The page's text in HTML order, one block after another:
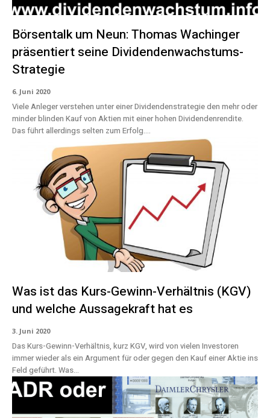
Börsentalk um Neun: Thomas Wachinger
präsentiert seine Dividendenwachstums-
Strategie
6. Juni 2020
Viele Anleger verstehen unter einer Dividendenstrategie den mehr oder
minder blinden Kauf von Aktien mit einer hohen Dividendenrendite.
Das führt allerdings selten zum Erfolg....
Was ist das Kurs-Gewinn-Verhältnis (KGV)
und welche Aussagekraft hat es
3. Juni 2020
Das Kurs-Gewinn-Verhältnis, kurz KGV, wird von vielen Investoren
immer wieder als ein Argument für oder gegen den Kauf einer Aktie ins
Feld geführt. Was...